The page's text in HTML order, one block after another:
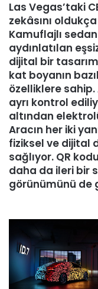
Las Vegas’taki
zekâsını
Kamuflajlı
aydınlatılan
dijital bir
kat boyanın
özelliklere sahip.
ayrı kontrol
altından
Aracın her iki
fiziksel ve dijital
sağlıyor. QR
daha da ileri bir
görünümünü de